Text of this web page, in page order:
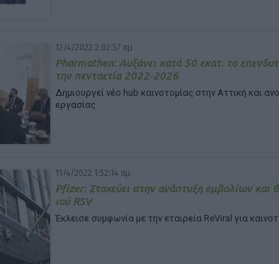
12/4/2022 2:02:57 πμ
Pharmathen: Αυξάνει κατά 50 εκατ. το
την πενταετία 2022-2026
Δημιουργεί νέο hub καινοτομίας στην Αττική και
εργασίας
11/4/2022 1:52:14 πμ
Pfizer: Στοχεύει στην ανάπτυξη εμβολίων και
ιού RSV
Έκλεισε συμφωνία με την εταιρεία ReViral για